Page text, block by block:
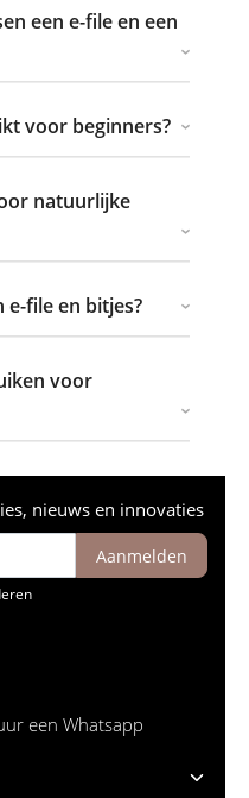
een e-file en een
voor beginners?
natuurlijke
file en bitjes?
voor
nieuws en innovaties
Aanmelden
een Whatsapp